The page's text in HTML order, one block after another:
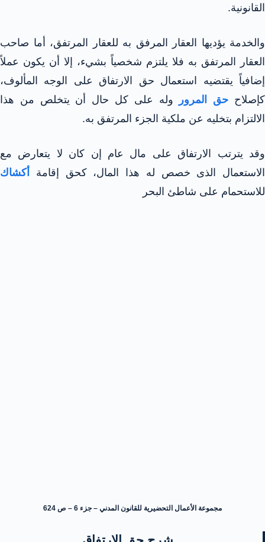
القانونية.
والخدمة يؤديها العقار المرفق به للعقار المرتفق، أما صاحب
العقار المرتفق به فلا يلتزم شخصياً بشيء، إلا أن يكون عملاً
إضافياً يقتضيه استعمال حق الارتفاق على الوجه المألوف،
كإصلاح حق المرور
وله على كل حال أن يتخلص من هذا
الالتزام بتخليه عن ملكية الجزء المرتفق به.
وقد يترتب الارتفاق على مال عام إن كان لا يتعارض مع
الاستعمال الذى خصص له هذا المال، كحق إقامة
أكشاك
للاستحمام على شاطئ البحر
مجموعة الأعمال التحضيرية للقانون المدني – جزء 6 – ص 624